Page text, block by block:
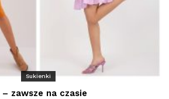
Sukienki
zawsze na czasie